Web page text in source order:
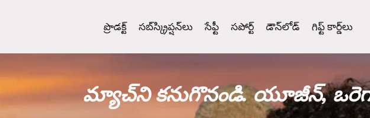
ప్రొడక్ట్ సబ్‌స్క్రిప్షన్‌లు సేఫ్టీ సపోర్ట్ డౌన్‌లోడ్ గిఫ్ట్ కార్డ్‌లు
మ్యాచ్‌ని కనుగొనండి. యూజీన్,